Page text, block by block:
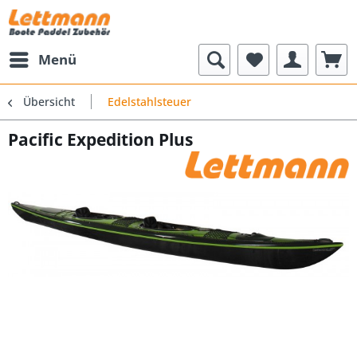
Menü
Übersicht Edelstahlsteuer
Pacific Expedition Plus